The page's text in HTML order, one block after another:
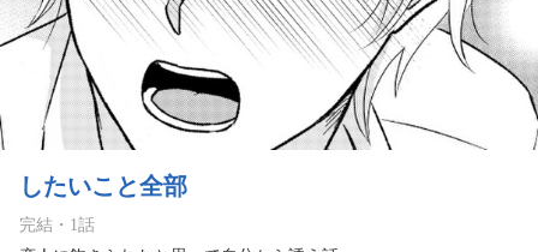
したいこと全部
完結 ・ 1 話